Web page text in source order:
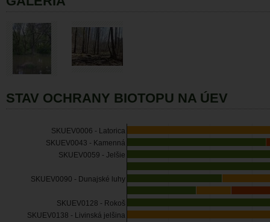
STAV OCHRANY BIOTOPU NA ÚEV
SKUEV0006 - Latorica
SKUEV0043 - Kamenná
SKUEV0059 - Jelšie
SKUEV0090 - Dunajské luhy
SKUEV0128 - Rokoš
SKUEV0138 - Livinská jelšina